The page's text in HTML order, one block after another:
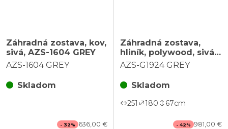
Záhradná zostava, kov,
sivá, AZS-1604 GREY
AZS-1604 GREY
Skladom
- 32% 636,00 €
Záhradná zostava,
hliník, polywood, sivá,
AZS-G1924 GREY
AZS-G1924 GREY
Skladom
251 180 67cm
- 42% 981,00 €